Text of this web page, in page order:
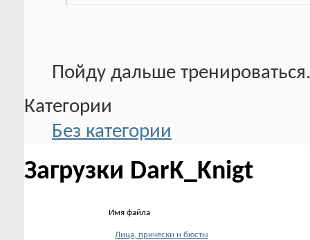
Пойду дальше тренироваться.
Категории
Без категории
Загрузки DarK_Knigt
Имя файла
Лица, прически и бюсты